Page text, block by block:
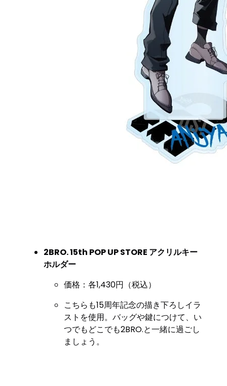
2BRO. 15th POP UP STORE アクリルキー
ホルダー
価格：各1,430円（税込）
こちらも15周年記念の描き下ろしイラ
ストを使用。バッグや鍵につけて、い
つでもどこでも2BRO.と一緒に過ごし
ましょう。